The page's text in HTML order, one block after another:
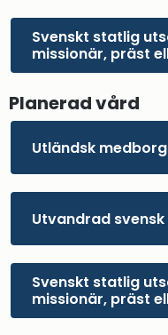
Svenskt statlig
missionär, präst
Planerad vård
Utländsk
Utvandrad
Svenskt statlig
missionär, präst